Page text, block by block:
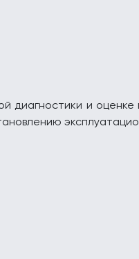
диагностики и оценке